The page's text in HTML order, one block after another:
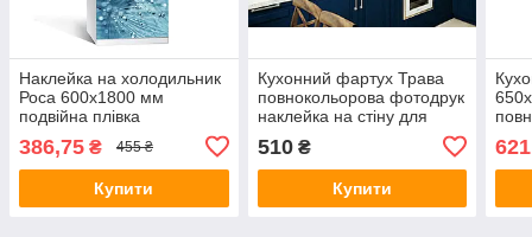
Наклейка на холодильник
Роса 600х1800 мм
подвійна плівка
кульбаби краплі води
386,75 ₴ 455 ₴
Купити
Кухонний фартух Трава
повнокольорова фотодрук
наклейка на стіну для
паростки 600х2000 мм
510₴
Купити
621